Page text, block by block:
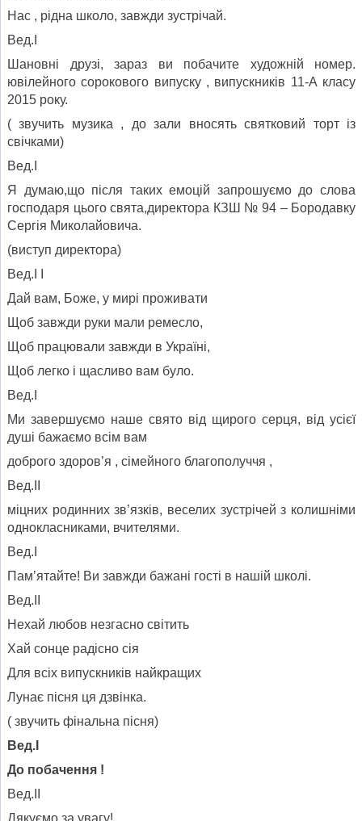
Нас , рідна школо, завжди зустрічай.
Вед.І
Шановні друзі, зараз ви побачите художній номер.
ювілейного сорокового випуску , випускників 11-А класу
2015 року.
( звучить музика , до зали вносять святковий торт із
свічками)
Вед.І
Я думаю,що після таких емоцій запрошуємо до слова
господаря цього свята,директора КЗШ № 94 – Бородавку
Сергія Миколайовича.
(виступ директора)
Вед.І І
Дай вам, Боже, у мирі проживати
Щоб завжди руки мали ремесло,
Щоб працювали завжди в Україні,
Щоб легко і щасливо вам було.
Вед.І
Ми завершуємо наше свято від щирого серця, від усієї
душі бажаємо всім вам
доброго здоров’я , сімейного благополуччя ,
Вед.ІІ
міцних родинних зв’язків, веселих зустрічей з колишніми
однокласниками, вчителями.
Вед.І
Пам’ятайте! Ви завжди бажані гості в нашій школі.
Вед.ІІ
Нехай любов незгасно світить
Хай сонце радісно сія
Для всіх випускників найкращих
Лунає пісня ця дзвінка.
( звучить фінальна пісня)
Вед.І
До побачення !
Вед.ІІ
Дякуємо за увагу!